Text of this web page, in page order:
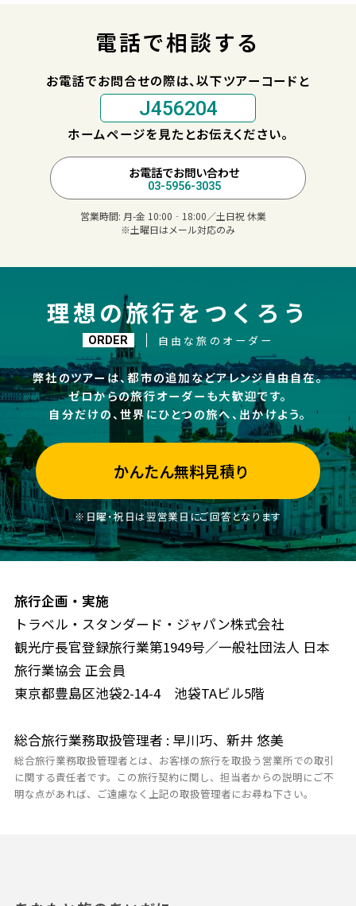
電話で相談する
お電話でお問合せの際は、以下ツアーコードと
J456204
ホームページを見たとお伝えください。
お電話でお問い合わせ
03-5956-3035
営業時間: 月-金 10:00‐18:00／土日祝 休業
※土曜日はメール対応のみ
理想の旅行をつくろう
ORDER 自由な旅のオーダー
弊社のツアーは、都市の追加などアレンジ自由自在。
ゼロからの旅行オーダーも大歓迎です。
自分だけの、世界にひとつの旅へ、出かけよう。
かんたん無料見積り
※日曜・祝日は翌営業日にご回答となります
旅行企画・実施
トラベル・スタンダード・ジャパン株式会社
観光庁長官登録旅行業第1949号／一般社団法人 日本
旅行業協会 正会員
東京都豊島区池袋2-14-4 池袋TAビル5階
総合旅行業務取扱管理者 : 早川巧、新井 悠美
総合旅行業務取扱管理者とは、お客様の旅行を取扱う営業所での取引
に関する責任者です。この旅行契約に関し、担当者からの説明にご不
明な点があれば、ご遠慮なく上記の取扱管理者にお尋ね下さい。